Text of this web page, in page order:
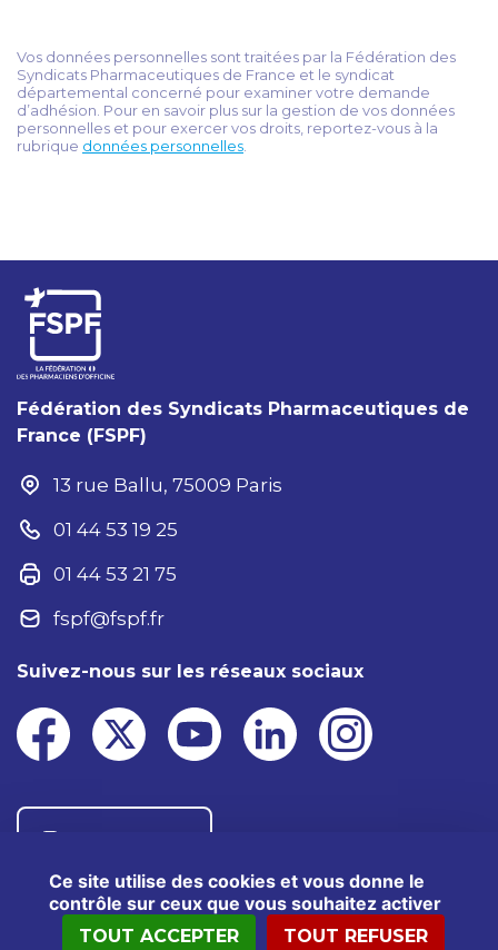
Ce site utilise des cookies et vous donne le
contrôle sur ceux que vous souhaitez activer
TOUT ACCEPTER TOUT REFUSER
Vos données personnelles sont traitées par la Fédération des
Syndicats Pharmaceutiques de France et le syndicat
départemental concerné pour examiner votre demande
d’adhésion. Pour en savoir plus sur la gestion de vos données
personnelles et pour exercer vos droits, reportez-vous à la
rubrique données personnelles
Fédération des Syndicats Pharmaceutiques de
France (FSPF)
13 rue Ballu, 75009 Paris
01 44 53 19 25
01 44 53 21 75
fspf@fspf.fr
Suivez-nous sur les réseaux sociaux
®2025 FSPF – Tous droits réservés